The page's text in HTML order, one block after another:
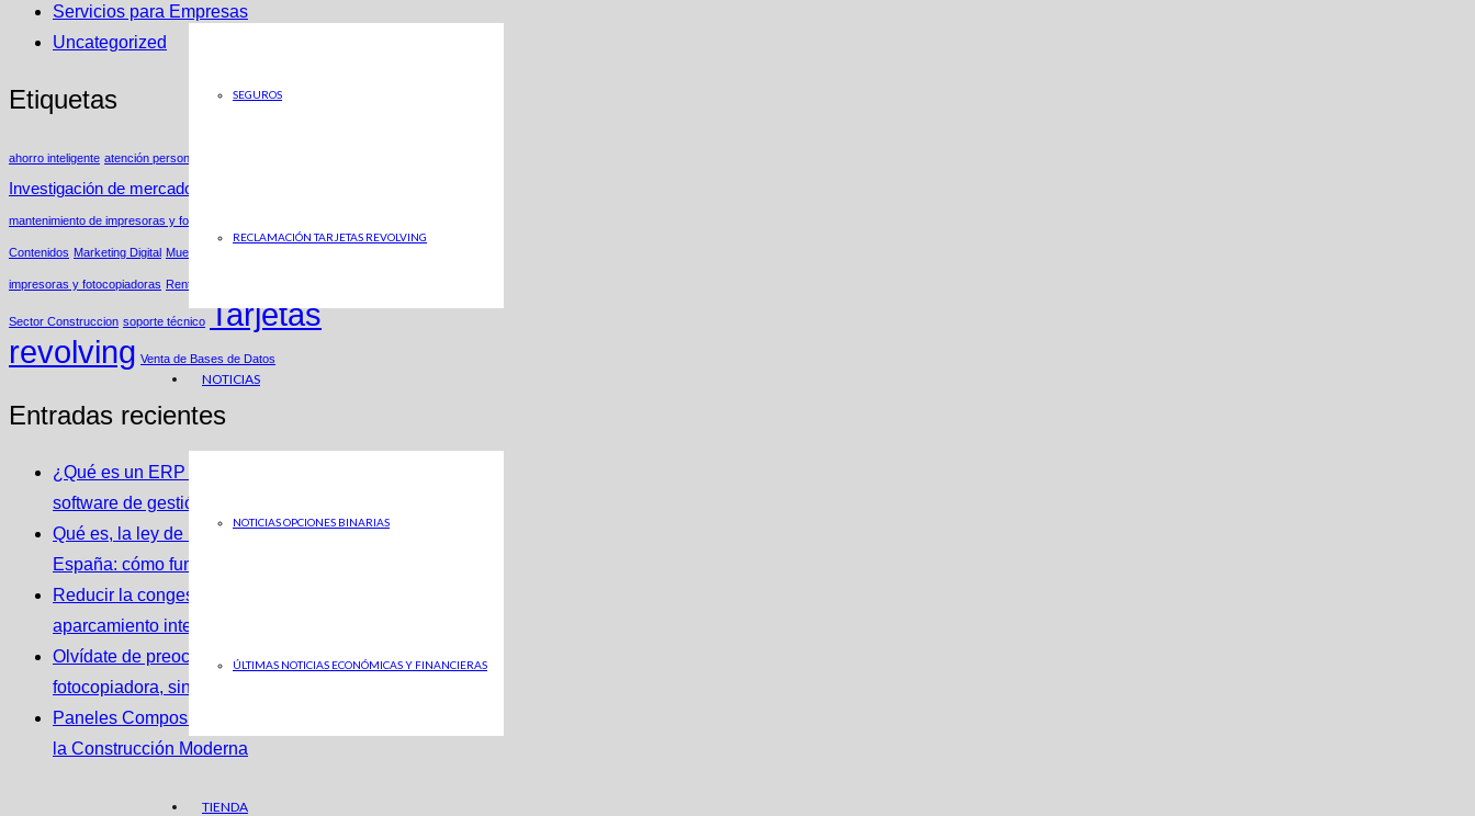
SEGUROS
RECLAMACIÓN TARJETAS REVOLVING
NOTICIAS
NOTICIAS OPCIONES BINARIAS
ÚLTIMAS NOTICIAS ECONÓMICAS Y FINANCIERAS
TIENDA
Servicios para Empresas
Uncategorized
Etiquetas
ahorro inteligente atención personalizada
Investigación de mercados
mantenimiento de impresoras y fotocopiadoras
Contenidos Marketing Digital Muestras productos
impresoras y fotocopiadoras Renting Fotocopiadoras
Sector Construccion soporte técnico Tarjetas
revolving Venta de Bases de Datos
Entradas recientes
¿Qué es un ERP y cómo se integra con un
software de gestión de almacenes?
Qué es, la ley de la Segunda Oportunidad en
España: cómo funciona y cómo puede ayudarte
Reducir la congestión con soluciones de
aparcamiento inteligentes
Olvídate de preocupaciones con el renting
fotocopiadora, sin inversión inicial
Paneles Composite: Innovación y Eficiencia en
la Construcción Moderna